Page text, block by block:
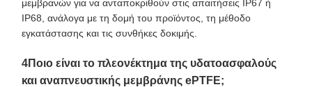
μεμβρανών για να ανταποκριθούν στις απαιτήσεις IP67 ή
IP68, ανάλογα με τη δομή του προϊόντος, τη μέθοδο
εγκατάστασης και τις συνθήκες δοκιμής.
4Ποιο είναι το πλεονέκτημα της υδατοασφαλούς
και αναπνευστικής μεμβράνης ePTFE;